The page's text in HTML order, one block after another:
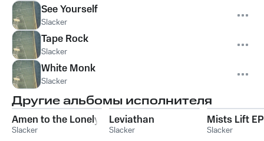
See Yourself
Slacker
Tape Rock
Slacker
White Monk
Slacker
Другие альбомы исполнителя
Amen to the Lonely
Slacker
Leviathan
Slacker
Mists Lift EP
Slacker